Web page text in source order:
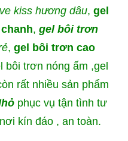
kiss hương dâu, gel
, gel bôi trơn
, gel bôi trơn cao
bôi trơn nóng ấm ,gel
rất nhiều sản phẩm
phục vụ tận tình tư
kín đáo , an toàn.